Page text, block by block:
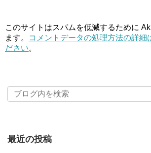
このサイトはスパムを低減するために
ます。
コメントデータの処理方法の詳細
ださい。
最近の投稿